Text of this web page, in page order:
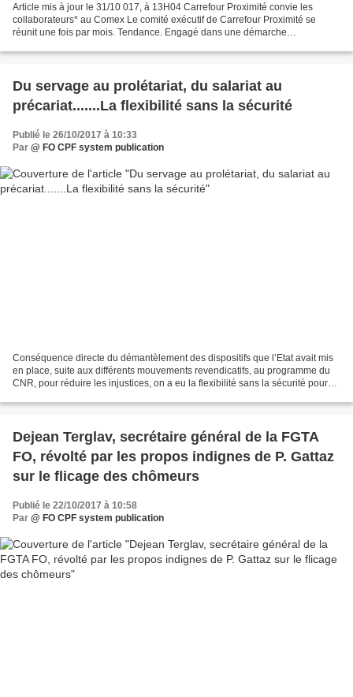
Article mis à jour le 31/10 017, à 13H04 Carrefour Proximité convie les
collaborateurs* au Comex Le comité exécutif de Carrefour Proximité se
réunit une fois par mois. Tendance. Engagé dans une démarche
Du servage au prolétariat, du salariat au
précariat.......La flexibilité sans la sécurité
Publié le 26/10/2017 à 10:33
Par @ FO CPF system publication
Conséquence directe du démantèlement des dispositifs que l’Etat avait mis
en place, suite aux différents mouvements revendicatifs, au programme du
CNR, pour réduire les injustices, on a eu la flexibilité sans la sécurité pour
Dejean Terglav, secrétaire général de la FGTA
FO, révolté par les propos indignes de P. Gattaz
sur le flicage des chômeurs
Publié le 22/10/2017 à 10:58
Par @ FO CPF system publication